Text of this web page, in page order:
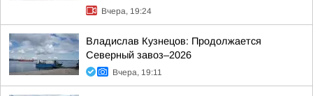
Вчера, 19:24
Владислав Кузнецов: Продолжается
Северный завоз–2026
Вчера, 19:11